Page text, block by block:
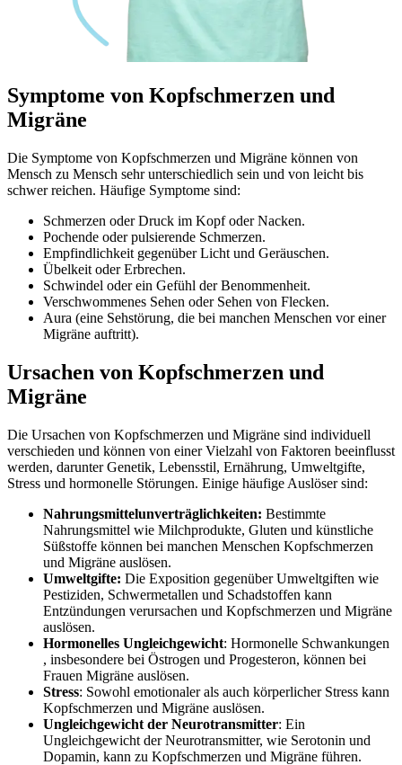
Symptome von Kopfschmerzen und
Migräne
Die Symptome von Kopfschmerzen und Migräne können von
Mensch zu Mensch sehr unterschiedlich sein und von leicht bis
schwer reichen. Häufige Symptome sind:
Schmerzen oder Druck im Kopf oder Nacken.
Pochende oder pulsierende Schmerzen.
Empfindlichkeit gegenüber Licht und Geräuschen.
Übelkeit oder Erbrechen.
Schwindel oder ein Gefühl der Benommenheit.
Verschwommenes Sehen oder Sehen von Flecken.
Aura (eine Sehstörung, die bei manchen Menschen vor einer
Migräne auftritt).
Ursachen von Kopfschmerzen und
Migräne
Die Ursachen von Kopfschmerzen und Migräne sind individuell
verschieden und können von einer Vielzahl von Faktoren beeinflusst
werden, darunter Genetik, Lebensstil, Ernährung, Umweltgifte,
Stress und hormonelle Störungen. Einige häufige Auslöser sind:
Nahrungsmittelunverträglichkeiten: Bestimmte
Nahrungsmittel wie Milchprodukte, Gluten und künstliche
Süßstoffe können bei manchen Menschen Kopfschmerzen
und Migräne auslösen.
Umweltgifte: Die Exposition gegenüber Umweltgiften wie
Pestiziden, Schwermetallen und Schadstoffen kann
Entzündungen verursachen und Kopfschmerzen und Migräne
auslösen.
Hormonelles Ungleichgewicht: Hormonelle Schwankungen
, insbesondere bei Östrogen und Progesteron, können bei
Frauen Migräne auslösen.
Stress: Sowohl emotionaler als auch körperlicher Stress kann
Kopfschmerzen und Migräne auslösen.
Ungleichgewicht der Neurotransmitter: Ein
Ungleichgewicht der Neurotransmitter, wie Serotonin und
Dopamin, kann zu Kopfschmerzen und Migräne führen.